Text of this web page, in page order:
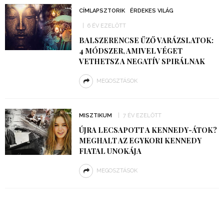
CÍMLAPSZTORIK ÉRDEKES VILÁG
6 ÉV EZELŐTT
BALSZERENCSE ŰZŐ VARÁZSLATOK:
4 MÓDSZER, AMIVEL VÉGET
VETHETSZ A NEGATÍV SPIRÁLNAK
MEGOSZTÁSOK
MISZTIKUM 7 ÉV EZELŐTT
ÚJRA LECSAPOTT A KENNEDY-ÁTOK?
MEGHALT AZ EGYKORI KENNEDY
FIATAL UNOKÁJA
MEGOSZTÁSOK